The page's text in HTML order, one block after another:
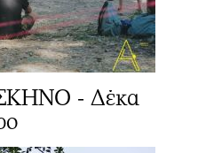
- Δέκα